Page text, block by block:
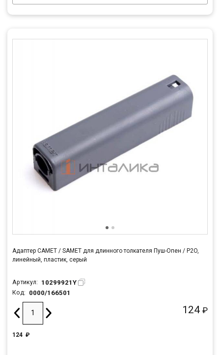
Адаптер САМЕТ / SAMET для длинного толкателя Пуш-Опен / P2O,
линейный, пластик, серый
Артикул: 10299921Y
Код: 0000/166501
124 ₽
124 ₽